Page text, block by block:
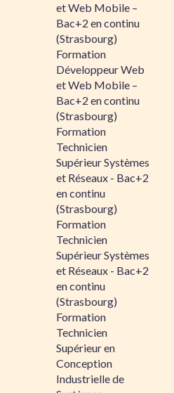
et Web Mobile –
Bac+2 en continu
(Strasbourg)
Formation
Développeur Web
et Web Mobile –
Bac+2 en continu
(Strasbourg)
Formation
Technicien
Supérieur Systèmes
et Réseaux - Bac+2
en continu
(Strasbourg)
Formation
Technicien
Supérieur Systèmes
et Réseaux - Bac+2
en continu
(Strasbourg)
Formation
Technicien
Supérieur en
Conception
Industrielle de